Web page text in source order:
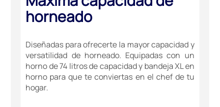
horneado
Diseñadas para ofrecerte la mayor capacidad y
versatilidad de horneado. Equipadas con un
horno de 74 litros de capacidad y bandeja XL en
horno para que te conviertas en el chef de tu
hogar.